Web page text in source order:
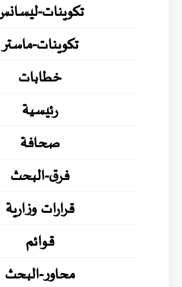
تكوينات-
تكوينات-ماستر
خطابات
رئيسية
صحافة
فرق-البحث
قرارات وزارية
قوائم
محاور-البحث